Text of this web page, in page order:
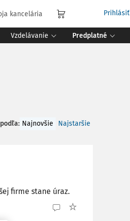
kancelária Prihlásiť
Vzdelávanie Predplatné
: Najnovšie Najstaršie
firme stane úraz.